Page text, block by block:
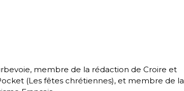
membre de la rédaction de Croire et
(Les fêtes chrétiennes), et membre de la